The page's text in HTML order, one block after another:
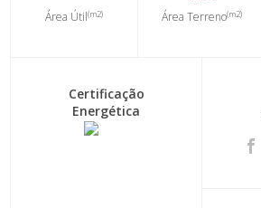
Área Útil(m2)
Área Terreno(m2)
Certificação
Energética